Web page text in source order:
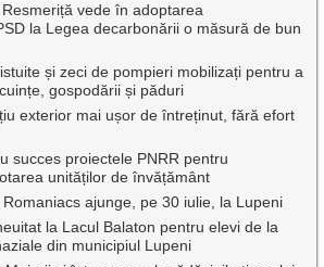
vede în adoptarea
la Legea decarbonării o măsură de bun
și zeci de pompieri mobilizați pentru a
gospodării și păduri
exterior mai ușor de întreținut, fără efort
succes proiectele PNRR pentru
unităților de învățământ
ajunge, pe 30 iulie, la Lupeni
la Lacul Balaton pentru elevi de la
din municipiul Lupeni